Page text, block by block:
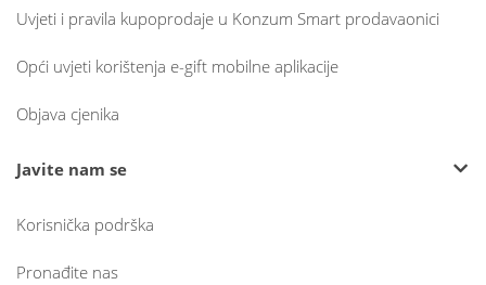
Uvjeti i pravila kupoprodaje u Konzum Smart prodavaonici
Opći uvjeti korištenja e-gift mobilne aplikacije
Objava cjenika
Javite nam se
Korisnička podrška
Pronađite nas